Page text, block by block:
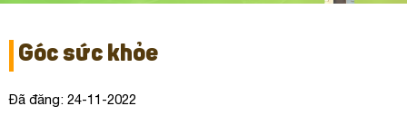
thập
cốc
thập
cốc
Nông
Lâm
Góc sức khỏe
Đã đăng: 24-11-2022